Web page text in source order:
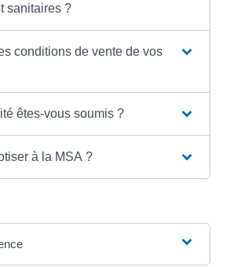
sanitaires ?
conditions de vente de vos
êtes-vous soumis ?
à la MSA ?